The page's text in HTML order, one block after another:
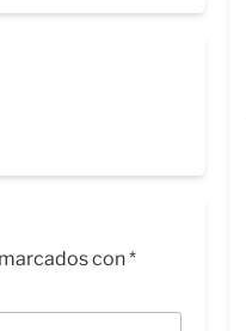
con*